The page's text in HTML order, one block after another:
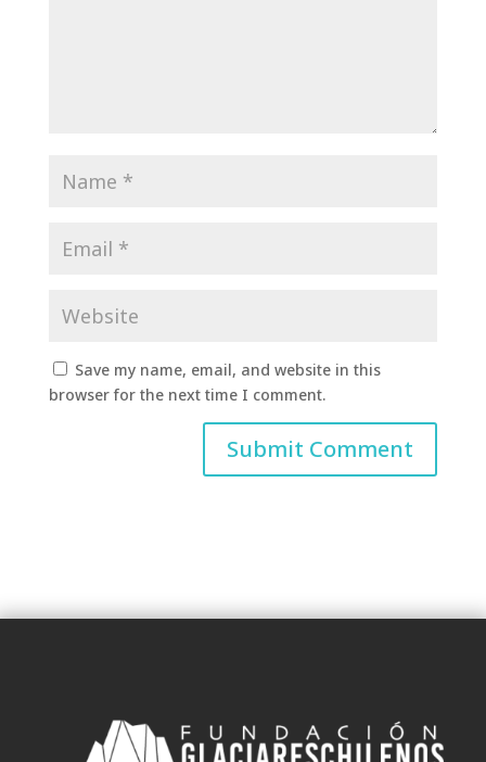
Save my name, email, and website in this
browser for the next time I comment.